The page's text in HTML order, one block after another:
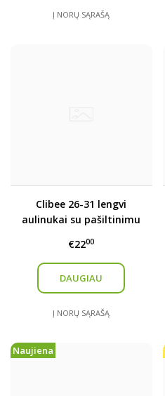
Į NORŲ SĄRAŠĄ
Clibee 26-31 lengvi
aulinukai su pašiltinimu
€2200
DAUGIAU
Į NORŲ SĄRAŠĄ
Naujiena